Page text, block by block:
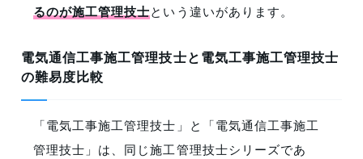
るのが施工管理技士という違いがあります。
電気通信工事施工管理技士と電気工事施工管理技士
の難易度比較
「電気工事施工管理技士」と「電気通信工事施工
管理技士」は、同じ施工管理技士シリーズであ